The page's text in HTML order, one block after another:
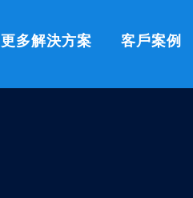
更多解決方案 客戶案例